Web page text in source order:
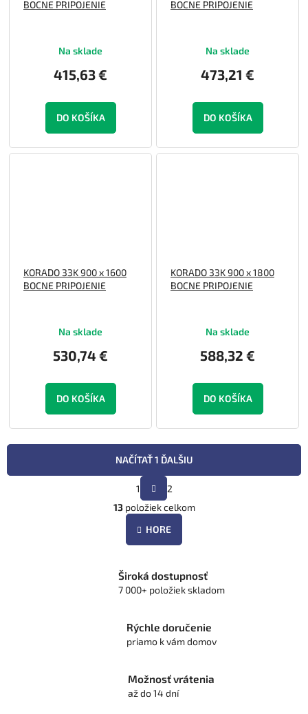
BOCNE PRIPOJENIE
Na sklade
415,63 €
DO KOŠÍKA
BOCNE PRIPOJENIE
Na sklade
473,21 €
DO KOŠÍKA
KORADO 33K 900 x 1600
BOCNE PRIPOJENIE
Na sklade
530,74 €
DO KOŠÍKA
KORADO 33K 900 x 1800
BOCNE PRIPOJENIE
Na sklade
588,32 €
DO KOŠÍKA
O
v
l
c
i
r
v
v
ý
NAČÍTAŤ 1 ĎALŠIU
t
r
á
n
a
n
1
2
13položiek celkom
HORE
Široká dostupnosť
7 000+ položiek skladom
Rýchle doručenie
priamo k vám domov
Možnosť vrátenia
až do 14 dní